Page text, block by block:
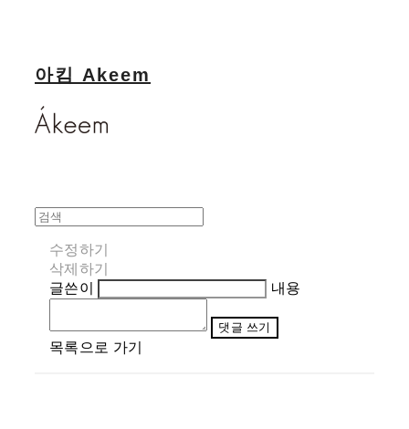
아킴 Akeem
수정하기
삭제하기
글쓴이
내용
댓글 쓰기
목록으로 가기